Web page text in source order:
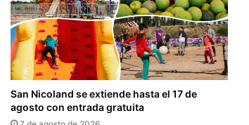
San Nicoland se extiende hasta el 17 de
agosto con entrada gratuita